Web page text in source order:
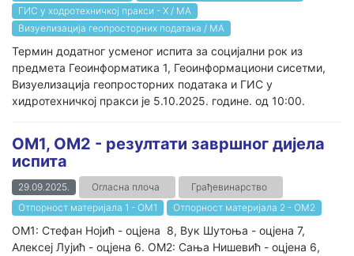
ГИС у ходротехничкој пракси - Х / МА
Визуелизација геопросторних података / МА
Термин додатног усменог испита за социјални рок из
предмета Геоинформатика 1, Геоинформациони сисетми,
Визуелизација геопросторних података и ГИС у
хидротехничкој пракси је 5.10.2025. године. од 10:00.
ОМ1, ОМ2 - резултати завршног дијела
испита
29.09.2025. Огласна плоча
Грађевинарство
Отпорност материјала 1 - ОМ1
Отпорност материјала 2 - ОМ2
ОМ1: Стефан Нојић - оцјена 8, Вук Шутоња - оцјена 7,
Алексеј Лујић - оцјена 6. ОМ2: Сања Нишевић - оцјена 6,